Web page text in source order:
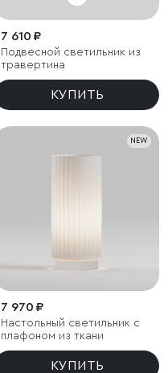
7 610 ₽
Подвесной светильник из
травертина
КУПИТЬ
NEW
7 970 ₽
Настольный светильник с
плафоном из ткани
КУПИТЬ